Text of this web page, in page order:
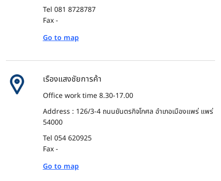
Tel 081 8728787
Fax -
Go to map
เรืองแสงชัยการค้า
Office work time 8.30-17.00
Address : 126/3-4 ถนนยันตรกิจโกศล อำเภอเมืองแพร่ แพร่
54000
Tel 054 620925
Fax -
Go to map